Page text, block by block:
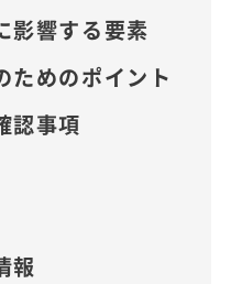
影響する要素
ためのポイント
認事項
報